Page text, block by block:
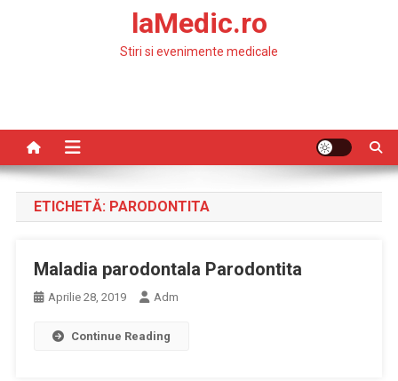
laMedic.ro
Stiri si evenimente medicale
ETICHETĂ: PARODONTITA
Maladia parodontala Parodontita
Aprilie 28, 2019 Adm
Continue Reading